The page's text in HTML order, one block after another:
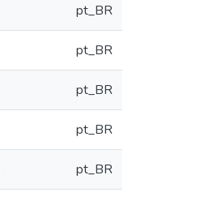
pt_BR
pt_BR
pt_BR
pt_BR
pt_BR